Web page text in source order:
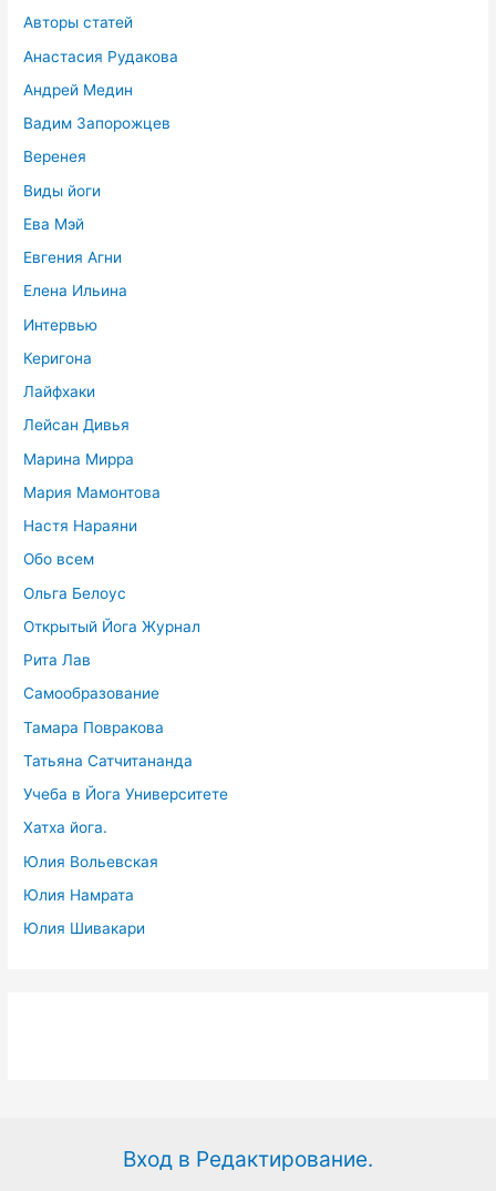
Авторы статей
Анастасия Рудакова
Андрей Медин
Вадим Запорожцев
Веренея
Виды йоги
Ева Мэй
Евгения Агни
Елена Ильина
Интервью
Керигона
Лайфхаки
Лейсан Дивья
Марина Мирра
Мария Мамонтова
Настя Нараяни
Обо всем
Ольга Белоус
Открытый Йога Журнал
Рита Лав
Самообразование
Тамара Повракова
Татьяна Сатчитананда
Учеба в Йога Университете
Хатха йога.
Юлия Вольевская
Юлия Намрата
Юлия Шивакари
Вход в Редактирование.